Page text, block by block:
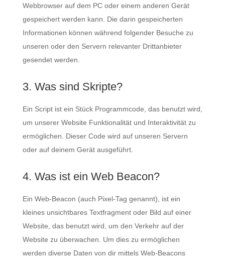
Webbrowser auf dem PC oder einem anderen Gerät
gespeichert werden kann. Die darin gespeicherten
Informationen können während folgender Besuche zu
unseren oder den Servern relevanter Drittanbieter
gesendet werden.
3. Was sind Skripte?
Ein Script ist ein Stück Programmcode, das benutzt wird,
um unserer Website Funktionalität und Interaktivität zu
ermöglichen. Dieser Code wird auf unseren Servern
oder auf deinem Gerät ausgeführt.
4. Was ist ein Web Beacon?
Ein Web-Beacon (auch Pixel-Tag genannt), ist ein
kleines unsichtbares Textfragment oder Bild auf einer
Website, das benutzt wird, um den Verkehr auf der
Website zu überwachen. Um dies zu ermöglichen
werden diverse Daten von dir mittels Web-Beacons